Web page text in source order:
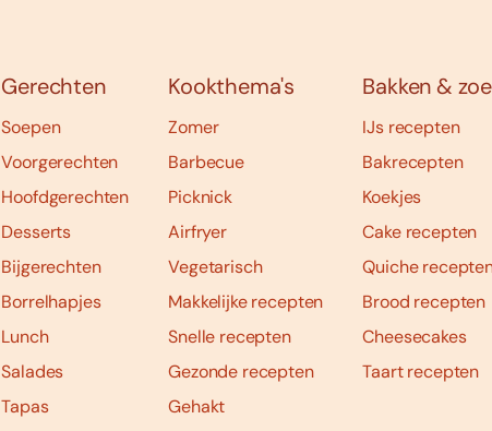
Gerechten
Soepen
Voorgerechten
Hoofdgerechten
Desserts
Bijgerechten
Borrelhapjes
Lunch
Salades
Tapas
Kookthema's
Zomer
Barbecue
Picknick
Airfryer
Vegetarisch
Makkelijke recepten
Snelle recepten
Gezonde recepten
Gehakt
Bakken &
IJs recepten
Bakrecepten
Koekjes
Cake recepten
Quiche
Brood recepten
Cheesecakes
Taart recepten